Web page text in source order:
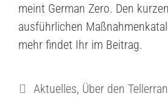
meint German Zero. Den
ausführlichen
mehr findet Ihr im Beitrag.
Aktuelles, Über den